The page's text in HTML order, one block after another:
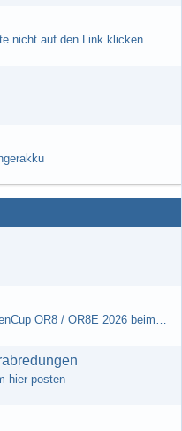
nicht auf den Link klicken
[03.07.-05.07.2026] 4ter Lauf HessenCup OR8 / OR8E 2026 beim MSV Linsengericht e.V.
hier posten